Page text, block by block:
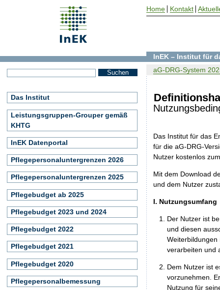
Das Institut für das
für die aG-DRG-
Nutzer kostenlos
Mit dem Download
und dem Nutzer
I. Nutzungsumfang
Der Nutzer ist
und diesen
verarbeiten und
Dem Nutzer ist
vorzunehmen.
Nutzung für
InEK – Institut für
aG-DRG-System
Das Institut
Leistungsgruppen-Grouper gemäß
KHTG
InEK Datenportal
Pflegepersonaluntergrenzen 2026
Pflegepersonaluntergrenzen 2025
Pflegebudget ab 2025
Pflegebudget 2023 und 2024
Pflegebudget 2022
Pflegebudget 2021
Pflegebudget 2020
Pflegepersonalbemessung
Home Kontakt